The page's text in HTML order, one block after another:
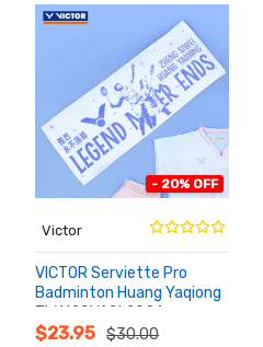
- 20% OFF
Victor
VICTOR Serviette Pro
Badminton Huang Yaqiong
TW1120YASI 2026
$23.95 $30.00
AU
PANIER